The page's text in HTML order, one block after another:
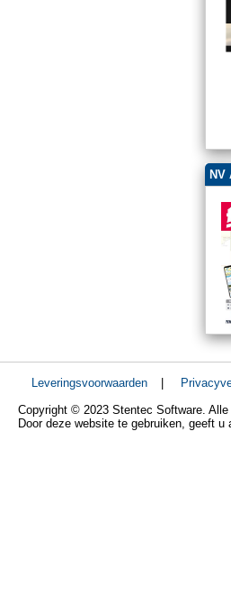
NV
Leveringsvoorwaarden
Copyright © 2023 Stentec Software. Alle
Door deze website te gebruiken, geeft